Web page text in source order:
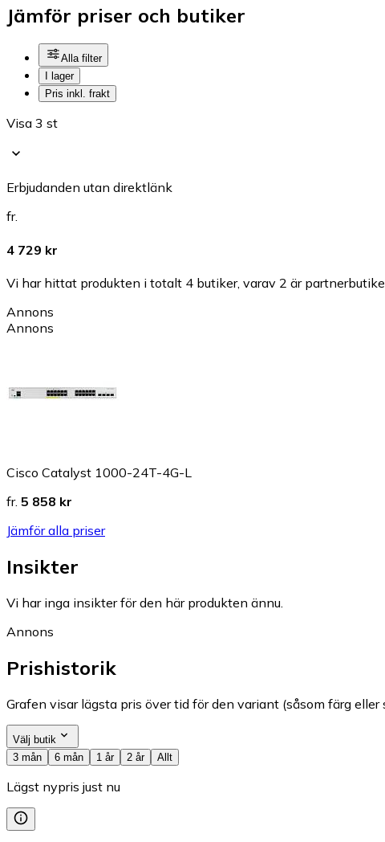
Jämför priser och butiker
Alla filter
I lager
Pris inkl. frakt
Visa 3 st
Erbjudanden utan direktlänk
fr.
4 729 kr
Vi har hittat produkten i totalt 4 butiker, varav 2 är
Annons
Annons
Cisco Catalyst 1000-24T-4G-L
fr. 5 858 kr
Jämför alla priser
Insikter
Vi har inga insikter för den här produkten ännu.
Annons
Prishistorik
Grafen visar lägsta pris över tid för den variant (såsom färg
Välj butik
3 mån
6 mån 1 år 2 år Allt
Lägst nypris just nu